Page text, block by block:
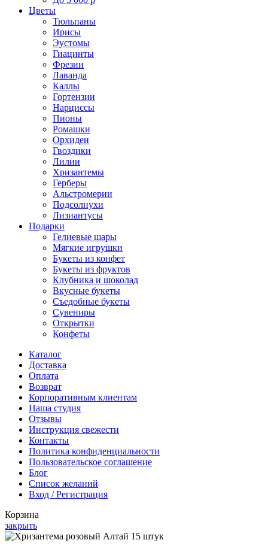
Цветы
Тюльпаны
Ирисы
Эустомы
Гиацинты
Фрезии
Лаванда
Каллы
Гортензии
Нарциссы
Пионы
Ромашки
Орхидеи
Гвоздики
Лилии
Хризантемы
Герберы
Альстромерии
Подсолнухи
Лизиантусы
Подарки
Гелиевые шары
Мягкие игрушки
Букеты из конфет
Букеты из фруктов
Клубника и шоколад
Вкусные букеты
Съедобные букеты
Сувениры
Открытки
Конфеты
Каталог
Доставка
Оплата
Возврат
Корпоративным клиентам
Наша студия
Отзывы
Инструкция свежести
Контакты
Политика конфиденциальности
Пользовательское соглашение
Блог
Список желаний
Вход / Регистрация
Корзина
закрыть